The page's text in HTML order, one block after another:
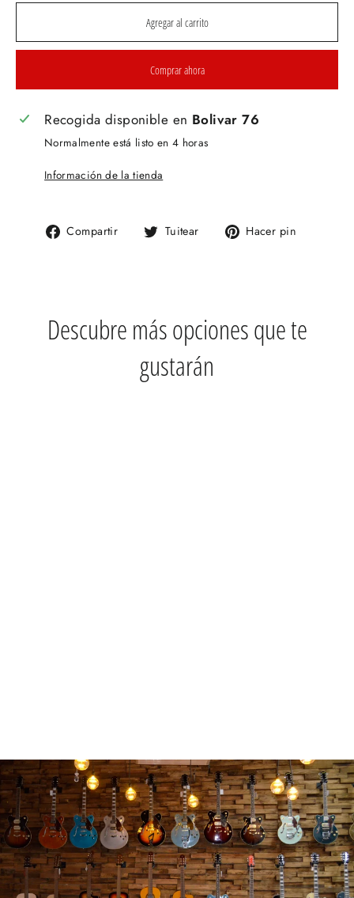
Agregar al carrito
Comprar ahora
Recogida disponible en Bolivar 76
Normalmente está listo en 4 horas
Información de la tienda
Compartir
Compartir
Tuitear
TuitearHacer pin
Descubre más opciones que te
gustarán